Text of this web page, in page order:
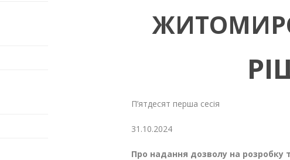
П’ятдесят перша
Про надання дозволу на розробку